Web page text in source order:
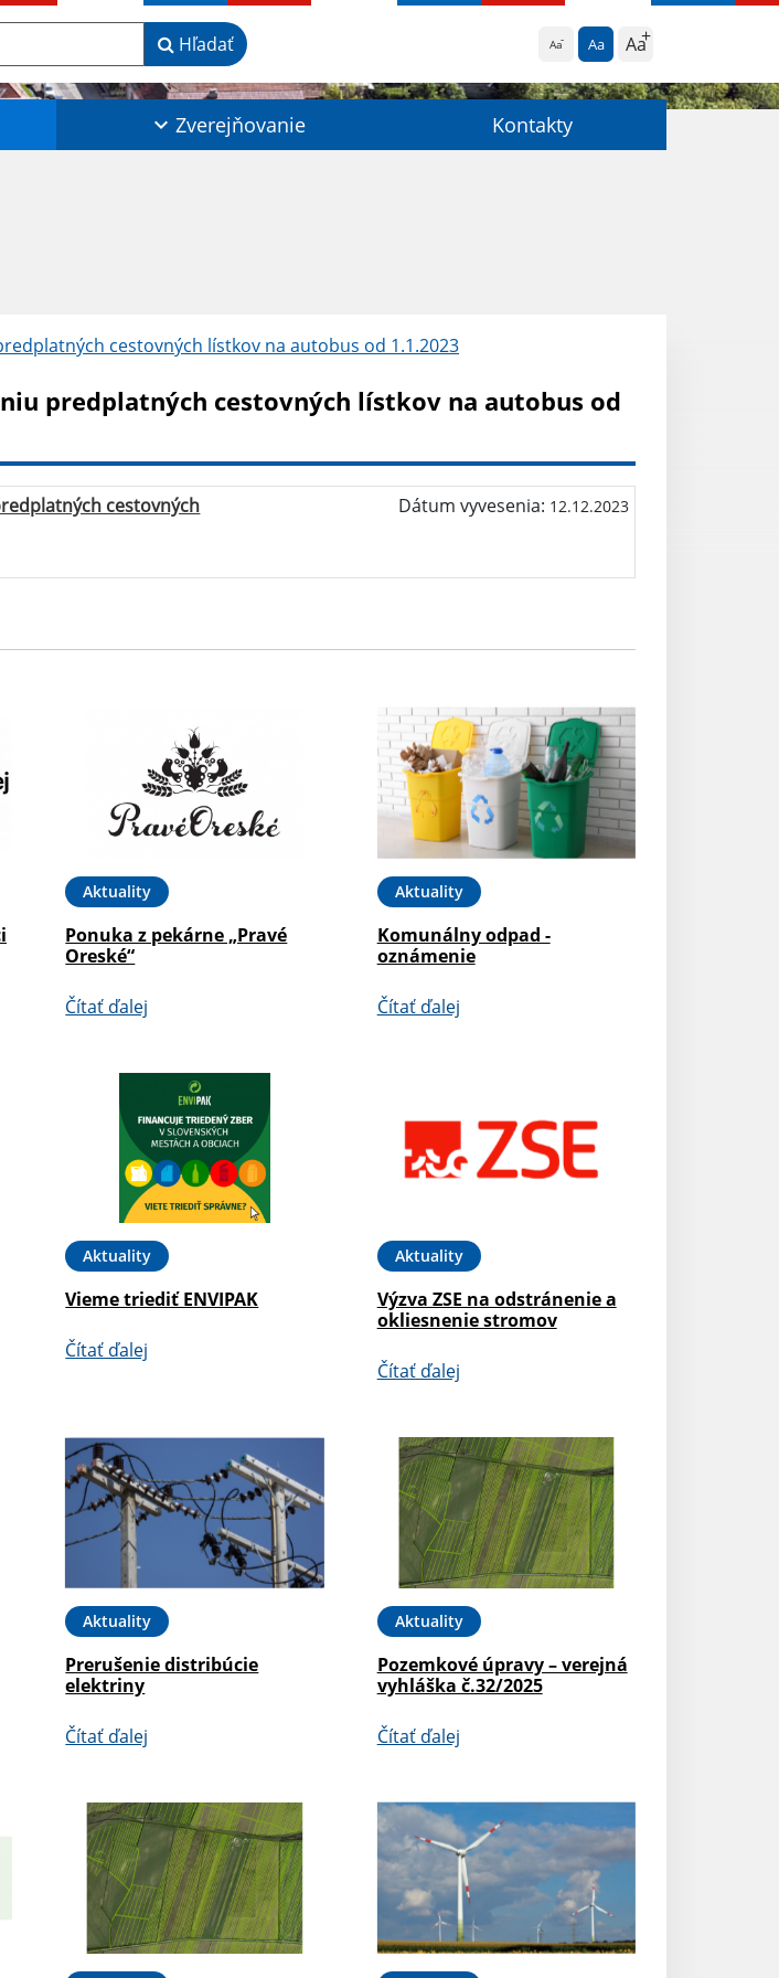
Aa Aa Aa
Hľadať
Zverejňovanie Kontakty
cestovných lístkov na autobus od 1.1.2023
predplatných cestovných lístkov na autobus od
cestovných
Dátum vyvesenia: 12.12.2023
Aktuality
Ponuka z pekárne „Pravé
Oreské“
Čítať ďalej
Aktuality
Komunálny odpad -
oznámenie
Čítať ďalej
Aktuality
Vieme triediť ENVIPAK
Čítať ďalej
Aktuality
Výzva ZSE na odstránenie a
okliesnenie stromov
Čítať ďalej
Aktuality
Prerušenie distribúcie
elektriny
Čítať ďalej
Aktuality
Pozemkové úpravy – verejná
vyhláška č.32/2025
Čítať ďalej